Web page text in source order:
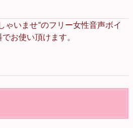
ゃいませ”のフリー女性音声ボイ
お使い頂けます。